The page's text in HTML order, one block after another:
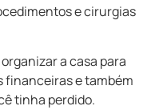
e cirurgias
a casa para
financeiras e também
tinha perdido.